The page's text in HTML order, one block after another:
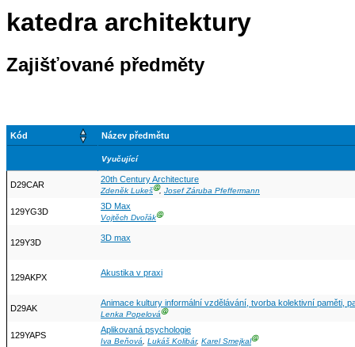
katedra architektury
Zajišťované předměty
Kód Název předmětu
Vyučující
D29CAR
20th Century Architecture
Zdeněk LukešⒼ, Josef Záruba Pfeffermann
129YG3D
3D Max
Vojtěch DvořákⒼ
129Y3D 3D max
129AKPX Akustika v praxi
D29AK
Animace kultury informální vzdělávání, tvorba kolektivní paměti,
Lenka PopelováⒼ
129YAPS
Aplikovaná psychologie
Iva Beňová, Lukáš Kolibár, Karel SmejkalⒼ